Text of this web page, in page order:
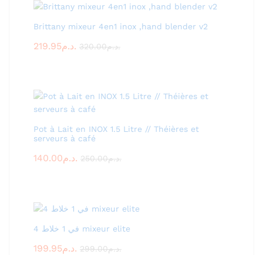
Brittany mixeur 4en1 inox ,hand blender v2
219.95 د.م. 320.00 د.م.
Pot à Lait en INOX 1.5 Litre // Théières et
serveurs à café
140.00 د.م. 250.00 د.م.
4 في 1 خلاط mixeur elite
199.95 د.م. 299.00 د.م.